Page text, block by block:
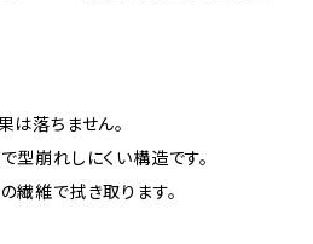
落ちません。
崩れしにくい構造です。
維で拭き取ります。